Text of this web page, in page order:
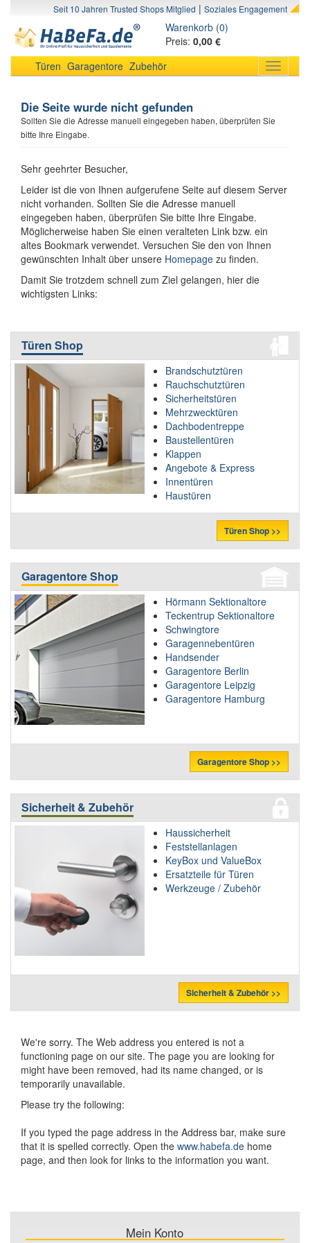
Seit 10 Jahren Trusted Shops Mitglied | Soziales Engagement
Warenkorb (0)
Preis: 0,00 €
Toggle
Türen Garagentore Zubehör
Die Seite wurde nicht gefunden
Sollten Sie die Adresse manuell eingegeben haben, überprüfen Sie
bitte Ihre Eingabe.
Sehr geehrter Besucher,
Leider ist die von Ihnen aufgerufene Seite auf diesem Server
nicht vorhanden. Sollten Sie die Adresse manuell
eingegeben haben, überprüfen Sie bitte Ihre Eingabe.
Möglicherweise haben Sie einen veralteten Link bzw. ein
altes Bookmark verwendet. Versuchen Sie den von Ihnen
gewünschten Inhalt über unsere Homepage zu finden.
Damit Sie trotzdem schnell zum Ziel gelangen, hier die
wichtigsten Links:
Türen Shop
Brandschutztüren
Rauchschutztüren
Sicherheitstüren
Mehrzwecktüren
Dachbodentreppe
Baustellentüren
Klappen
Angebote & Express
Innentüren
Haustüren
Türen Shop >>
Garagentore Shop
Hörmann Sektionaltore
Teckentrup Sektionaltore
Schwingtore
Garagennebentüren
Handsender
Garagentore Berlin
Garagentore Leipzig
Garagentore Hamburg
Garagentore Shop >>
Sicherheit & Zubehör
Haussicherheit
Feststellanlagen
KeyBox und ValueBox
Ersatzteile für Türen
Werkzeuge / Zubehör
Sicherheit & Zubehör >>
We're sorry. The Web address you entered is not a
functioning page on our site. The page you are looking for
might have been removed, had its name changed, or is
temporarily unavailable.
Please try the following:
If you typed the page address in the Address bar, make sure
that it is spelled correctly. Open the www.habefa.de home
page, and then look for links to the information you want.
Mein Konto